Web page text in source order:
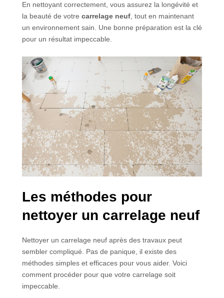
En nettoyant correctement, vous assurez la longévité et
la beauté de votre carrelage neuf, tout en maintenant
un environnement sain. Une bonne préparation est la clé
pour un résultat impeccable.
Les méthodes pour
nettoyer un carrelage neuf
Nettoyer un carrelage neuf après des travaux peut
sembler compliqué. Pas de panique, il existe des
méthodes simples et efficaces pour vous aider. Voici
comment procéder pour que votre carrelage soit
impeccable.